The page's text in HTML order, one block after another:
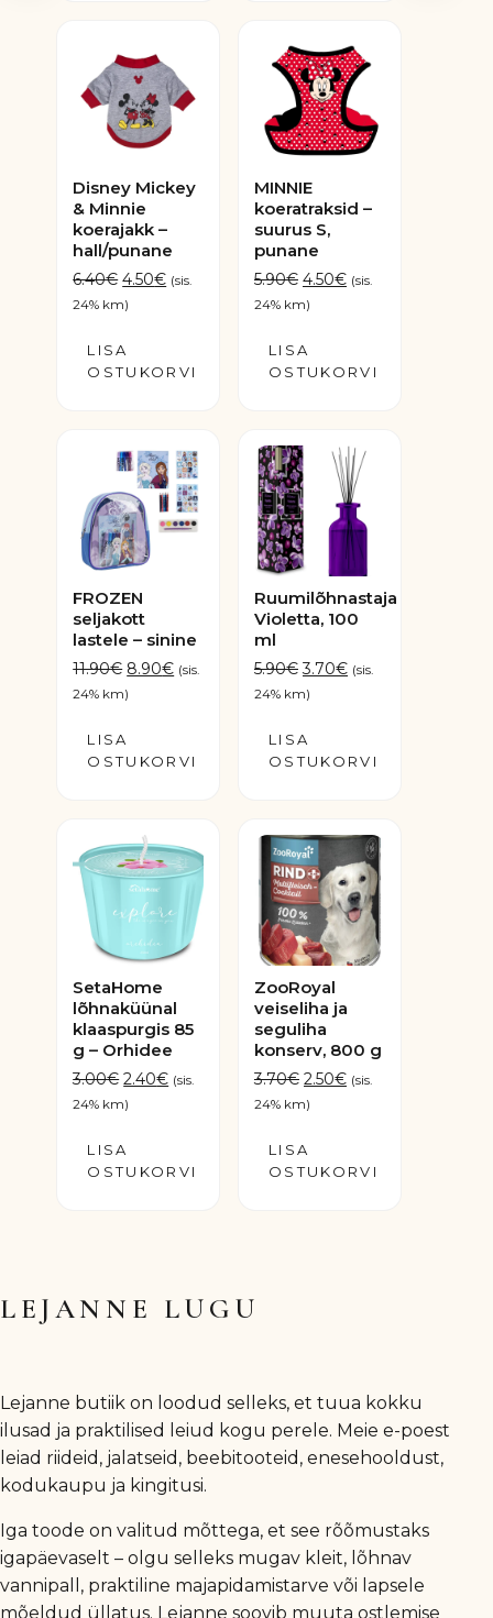
Disney Mickey
& Minnie
koerajakk –
hall/punane
6.40€ Algne
hind
6.40€.
4.50€Praegune
(sis.
24% km)
LISA
OSTUKORVI
MINNIE
koeratraksid –
suurus S,
punane
5.90€ Algne
hind
5.90€.
4.50€Praegune
(sis.
24% km)
LISA
OSTUKORVI
FROZEN
seljakott
lastele – sinine
11.90€ Algne
hind
8.90€Praegune
(sis.
24% km)
LISA
OSTUKORVI
Ruumilõhnastaja
Violetta, 100
ml
5.90€Algne
hind
5.90€.
3.70€Praegune
(sis.
24% km)
LISA
OSTUKORVI
SetaHome
lõhnaküünal
klaaspurgis 85
g – Orhidee
3.00€ Algne
hind
3.00€.
2.40€Praegune
(sis.
24% km)
LISA
OSTUKORVI
ZooRoyal
veiseliha ja
seguliha
konserv, 800 g
3.70€ Algne
hind
3.70€.
2.50€Praegune
(sis.
24% km)
LISA
OSTUKORVI
LEJANNE LUGU
Lejanne butiik on loodud selleks, et tuua kokku
ilusad ja praktilised leiud kogu perele. Meie e-poest
leiad riideid, jalatseid, beebitooteid, enesehooldust,
kodukaupu ja kingitusi.
Iga toode on valitud mõttega, et see rõõmustaks
igapäevaselt – olgu selleks mugav kleit, lõhnav
vannipall, praktiline majapidamistarve või lapsele
mõeldud üllatus. Lejanne soovib muuta ostlemise